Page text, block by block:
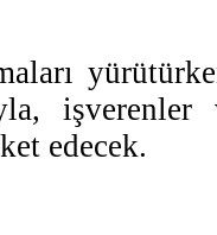
edecek.